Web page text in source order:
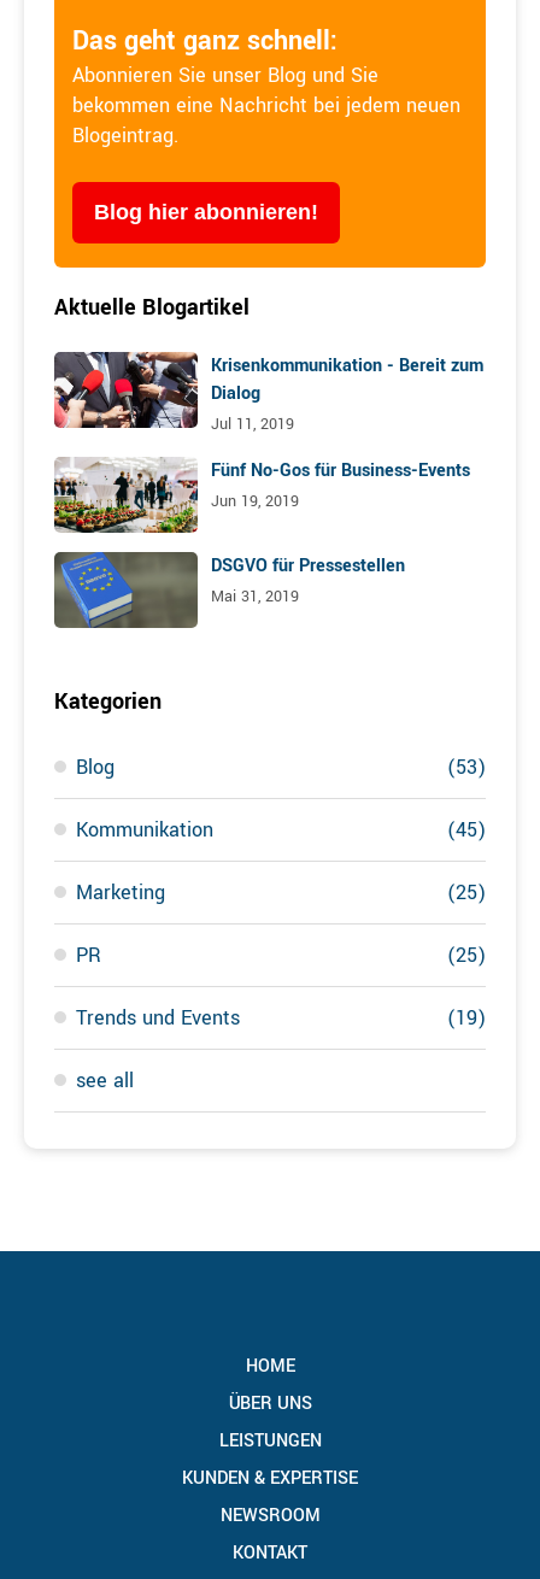
Das geht ganz schnell:
Abonnieren Sie unser Blog und Sie
bekommen eine Nachricht bei jedem neuen
Blogeintrag.
Blog hier abonnieren!
Aktuelle Blogartikel
Krisenkommunikation - Bereit zum
Dialog
Jul 11, 2019
Fünf No-Gos für Business-Events
Jun 19, 2019
DSGVO für Pressestellen
Mai 31, 2019
Kategorien
Blog (53)
Kommunikation (45)
Marketing (25)
PR (25)
Trends und Events (19)
see all
HOME
ÜBER UNS
LEISTUNGEN
KUNDEN & EXPERTISE
NEWSROOM
KONTAKT